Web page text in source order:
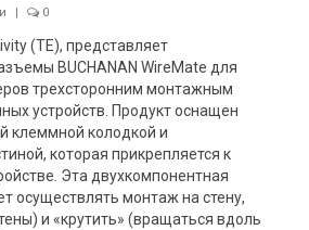
0
(TE), представляет
BUCHANAN WireMate для
трехсторонним монтажным
устройств. Продукт оснащен
клеммной колодкой и
которая прикрепляется к
Эта двухкомпонентная
осуществлять монтаж на стену,
и «крутить» (вращаться вдоль